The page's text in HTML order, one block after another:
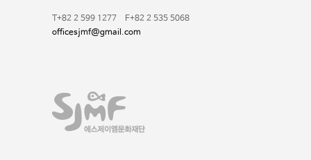
T+82 2 599 1277 F+82 2 535 5068
officesjmf@gmail.com